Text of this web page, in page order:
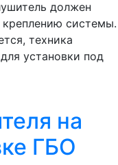
должен
креплению системы.
техника
установки под
на
ГБО